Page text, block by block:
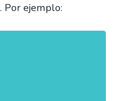
. Por ejemplo: